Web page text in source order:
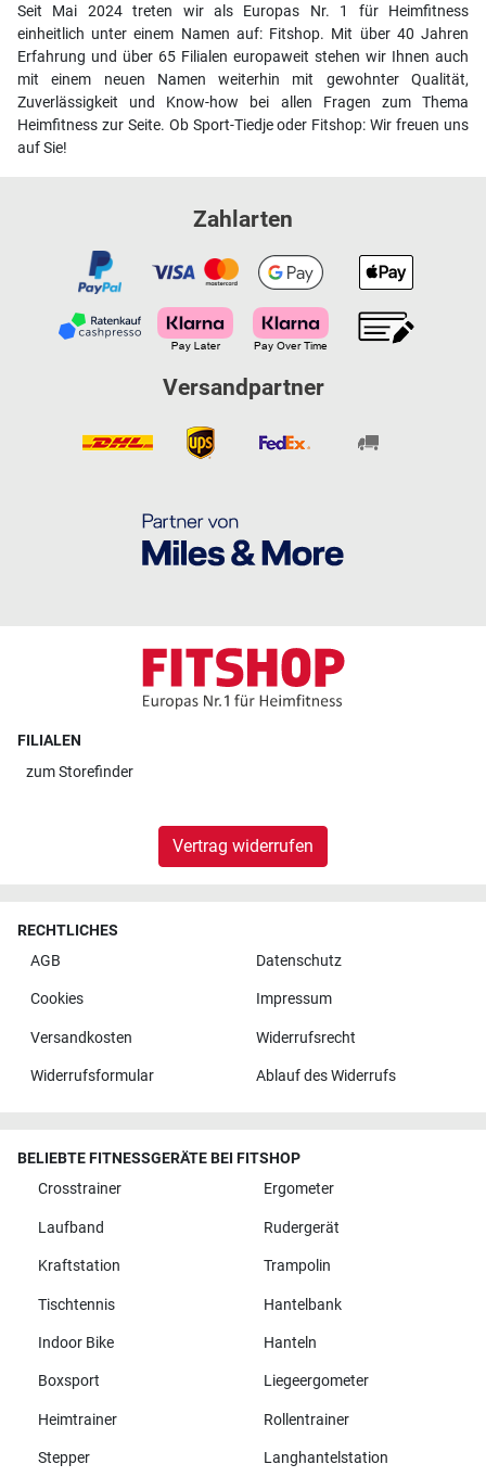
Seit Mai 2024 treten wir als Europas Nr. 1 für Heimfitness
einheitlich unter einem Namen auf: Fitshop. Mit über 40 Jahren
Erfahrung und über 65 Filialen europaweit stehen wir Ihnen auch
mit einem neuen Namen weiterhin mit gewohnter Qualität,
Zuverlässigkeit und Know-how bei allen Fragen zum Thema
Heimfitness zur Seite. Ob Sport-Tiedje oder Fitshop: Wir freuen uns
auf Sie!
Zahlarten
Versandpartner
FILIALEN
zumStorefinder
Vertrag widerrufen
RECHTLICHES
AGB
Datenschutz
Cookies Impressum
Versandkosten Widerrufsrecht
Widerrufsformular Ablauf des Widerrufs
BELIEBTE FITNESSGERÄTE BEI FITSHOP
Crosstrainer
Ergometer
Laufband Rudergerät
Kraftstation Trampolin
Tischtennis Hantelbank
Indoor Bike Hanteln
Boxsport Liegeergometer
Heimtrainer Rollentrainer
Stepper Langhantelstation